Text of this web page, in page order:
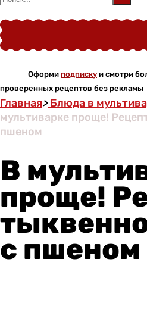
Оформи подписку и смотри
проверенных рецептов без рекламы
Главная>Блюда в
мультиварке проще!
пшеном
В
проще!
с пшеном